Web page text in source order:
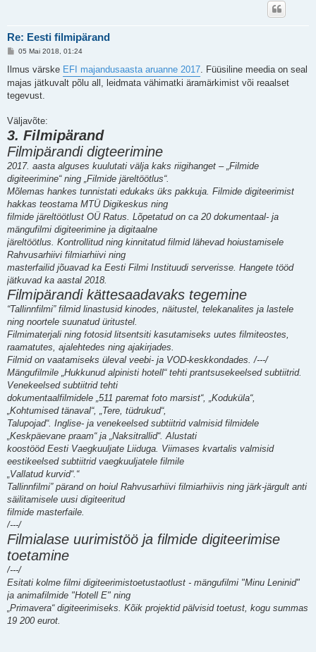
Re: Eesti filmipärand
P
s
i
t
u
05 Mai 2018, 01:24
Ilmus värske EFI majandusaasta aruanne 2017 . Füüsiline meedia on seal
majas jätkuvalt põlu all, leidmata vähimatki äramärkimist või reaalset
tegevust.
Väljavõte:
3. Filmipärand
Filmipärandi digteerimine
2017. aasta alguses kuulutati välja kaks riigihanget – „Filmide
digiteerimine“ ning „Filmide järeltöötlus“.
Mõlemas hankes tunnistati edukaks üks pakkuja. Filmide digiteerimist
hakkas teostama MTÜ Digikeskus ning
filmide järeltöötlust OÜ Ratus. Lõpetatud on ca 20 dokumentaal- ja
mängufilmi digiteerimine ja digitaalne
järeltöötlus. Kontrollitud ning kinnitatud filmid lähevad hoiustamisele
Rahvusarhiivi filmiarhiivi ning
masterfailid jõuavad ka Eesti Filmi Instituudi serverisse. Hangete tööd
jätkuvad ka aastal 2018.
Filmipärandi kättesaadavaks tegemine
“Tallinnfilmi” filmid linastusid kinodes, näitustel, telekanalites ja lastele
ning noortele suunatud üritustel.
Filmimaterjali ning fotosid litsentsiti kasutamiseks uutes filmiteostes,
raamatutes, ajalehtedes ning ajakirjades.
Filmid on vaatamiseks üleval veebi- ja VOD-keskkondades. /---/
Mängufilmile „Hukkunud alpinisti hotell“ tehti prantsusekeelsed subtiitrid.
Venekeelsed subtiitrid tehti
dokumentaalfilmidele „511 paremat foto marsist“, „Koduküla“,
„Kohtumised tänaval“, „Tere, tüdrukud“,
Talupojad“. Inglise- ja venekeelsed subtiitrid valmisid filmidele
„Keskpäevane praam“ ja „Naksitrallid“. Alustati
koostööd Eesti Vaegkuuljate Liiduga. Viimases kvartalis valmisid
eestikeelsed subtiitrid vaegkuuljatele filmile
„Vallatud kurvid“.“
Tallinnfilmi” pärand on hoiul Rahvusarhiivi filmiarhiivis ning järk-järgult anti
säilitamisele uusi digiteeritud
filmide masterfaile.
/---/
Filmialase uurimistöö ja filmide digiteerimise
toetamine
/---/
Esitati kolme filmi digiteerimistoetustaotlust - mängufilmi "Minu Leninid"
ja animafilmide "Hotell E" ning
„Primavera“ digiteerimiseks. Kõik projektid pälvisid toetust, kogu summas
19 200 eurot.